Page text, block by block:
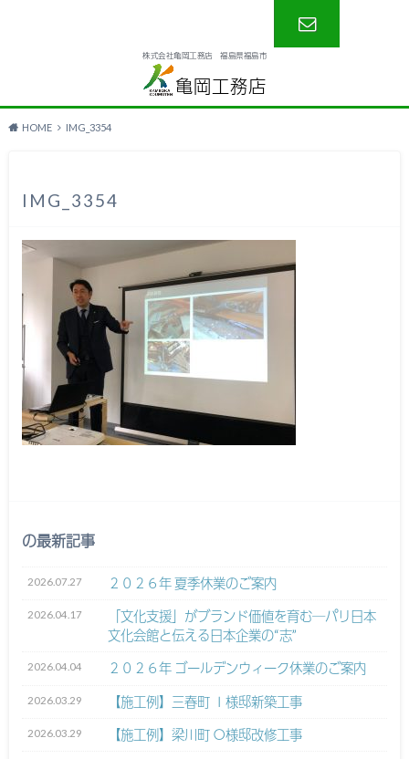
株式会社亀岡工務店 福島県福島市
亀岡工務店
せ
HOME IMG_3354
IMG_3354
の最新記事
2026.07.27 ２０２６年 夏季休業のご案内
2026.04.17
「文化支援」がブランド価値を育む─パリ日本
文化会館と伝える日本企業の“志”
2026.04.04 ２０２６年 ゴールデンウィーク休業のご案内
2026.03.29 【施工例】三春町 Ｉ様邸新築工事
2026.03.29 【施工例】梁川町 Ｏ様邸改修工事